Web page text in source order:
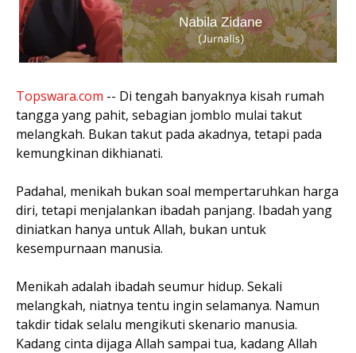
Topswara.com -- Di tengah banyaknya kisah rumah
tangga yang pahit, sebagian jomblo mulai takut
melangkah. Bukan takut pada akadnya, tetapi pada
kemungkinan dikhianati.
Padahal, menikah bukan soal mempertaruhkan harga
diri, tetapi menjalankan ibadah panjang. Ibadah yang
diniatkan hanya untuk Allah, bukan untuk
kesempurnaan manusia.
Menikah adalah ibadah seumur hidup. Sekali
melangkah, niatnya tentu ingin selamanya. Namun
takdir tidak selalu mengikuti skenario manusia.
Kadang cinta dijaga Allah sampai tua, kadang Allah